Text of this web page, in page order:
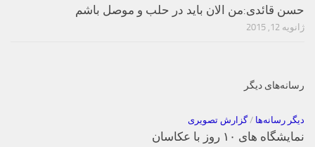
حسن قائدی:من الان باید در حلب و موصل باشم
ژانویه 12, 2015
رسانه‌های دیگر
دیگر رسانه‌ها /گزارش تصویری
نمایشگاه های ۱۰ روز با عکاسان